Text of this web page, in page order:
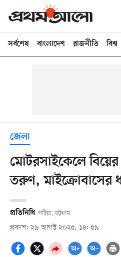
সর্বশেষ বাংলাদেশ রাজনীতি বিশ্ব
জেলা
মোটরসাইকেলে বিয়ের
তরুণ, মাইক্রোবাসের
প্রতিনিধি পটিয়া, চট্টগ্রাম
প্রকাশ: ২৯ আগস্ট ২০২৫, ১৪: ৫৯